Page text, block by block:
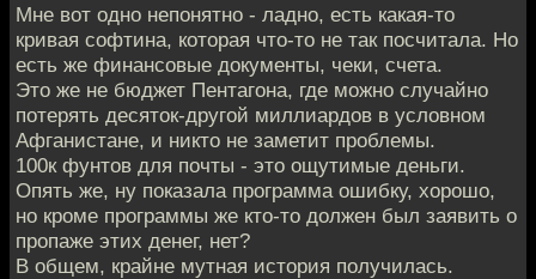
Мне вот одно непонятно - ладно, есть какая-то
кривая софтина, которая что-то не так посчитала. Но
есть же финансовые документы, чеки, счета.
Это же не бюджет Пентагона, где можно случайно
потерять десяток-другой миллиардов в условном
Афганистане, и никто не заметит проблемы.
100к фунтов для почты - это ощутимые деньги.
Опять же, ну показала программа ошибку, хорошо,
но кроме программы же кто-то должен был заявить о
пропаже этих денег, нет?
В общем, крайне мутная история получилась.